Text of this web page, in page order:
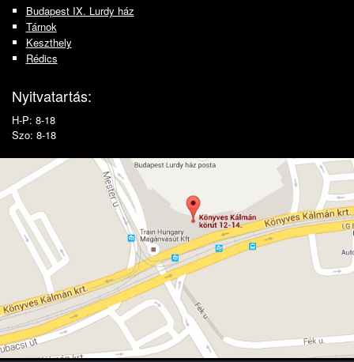
Budapest IX. Lurdy ház
Tárnok
Keszthely
Rédics
Nyitvatartás:
H-P: 8-18
Szo: 8-18